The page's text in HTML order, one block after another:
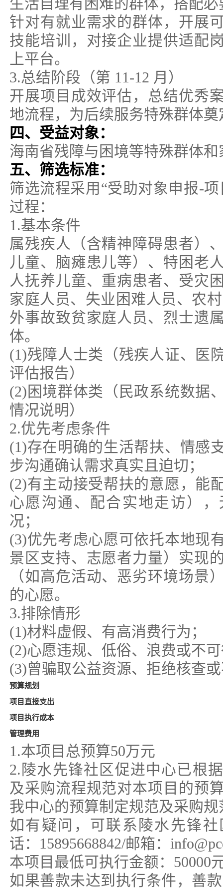
针对有就业需求的群体，开展
技能培训，对接企业提供适配
上平台。
3.总结阶段（第 11-12 月）
开展项目成效评估，总结优秀
地流程，为后续服务特殊群体奠
四、受益对象：
海南省残障与困境等特殊群体和
五、筛选标准：
筛选流程采用“受助对象申报-
过程：
1.基本条件
属残疾人（含精神障碍患者）
儿童、脑瘫患儿等）、特困老
人抚养儿童、重病患者、受灾
家庭人员、失业困难人员、农
外事故致贫家庭人员、烈士遗
体。
(1)残障人士类（残疾人证、医
评估报告）
(2)困境群体类（民政系统数据
情况说明）
2.优先考虑条件
(1)存在明确的生活帮扶、情感
步沟通确认需求真实且迫切；
(2)有主动接受帮扶的意愿，能
心愿沟通、配合实地走访）
况；
(3)优先考虑心愿可依托本地现
景区支持、志愿者力量）实现
（如高危活动、恶劣环境场景
的心愿。
3.排除情形
(1)材料虚假、有高消费行为；
(2)心愿违规、低俗、浪费或不
(3)曾骗取公益资源、拒绝核查
预算规划
项目直接支出
项目执行成本
管理费用
1.本项目总预算50万元
2.陵水先锋社区促进中心已根
及采购流程规范对本项目的预
我中心的预算制定规范及采购规
如有疑问，可联系陵水先锋
话：15895668842/邮箱：
本项目最低可执行金额：50000
如果善款未达到执行条件，善